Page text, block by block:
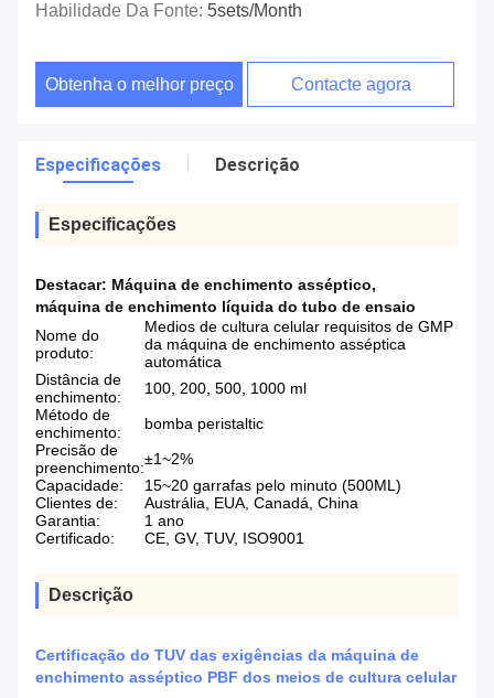
Habilidade Da Fonte: 5sets/month
Obtenha o melhor preço Contacte agora
Especificações Descrição
Especificações
Destacar: Máquina de enchimento asséptico,
máquina de enchimento líquida do tubo de ensaio
Nome do
produto:
Medios de cultura celular requisitos de GMP
da máquina de enchimento asséptica
automática
Distância de
enchimento:
100, 200, 500, 1000 ml
Método de
enchimento:
bomba peristaltic
Precisão de
preenchimento:±1~2%
Capacidade:
15~20 garrafas pelo minuto (500ML)
Clientes de:
Austrália, EUA, Canadá, China
Garantia:
1 ano
Certificado:
CE, GV, TUV, ISO9001
Descrição
Certificação do TUV das exigências da máquina de
enchimento asséptico PBF dos meios de cultura celular